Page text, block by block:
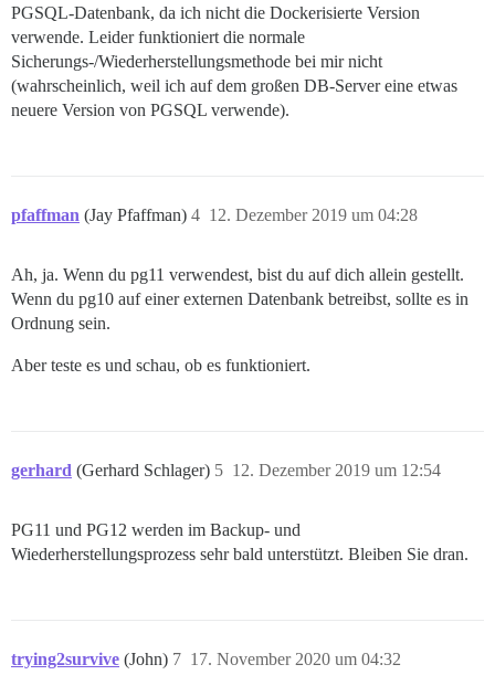
PGSQL-Datenbank, da ich nicht die Dockerisierte Version
verwende. Leider funktioniert die normale
Sicherungs-/Wiederherstellungsmethode bei mir nicht
(wahrscheinlich, weil ich auf dem großen DB-Server eine etwas
neuere Version von PGSQL verwende).
pfaffman (Jay Pfaffman) 12. Dezember 2019 um 04:28
4
Ah, ja. Wenn du pg11 verwendest, bist du auf dich allein gestellt.
Wenn du pg10 auf einer externen Datenbank betreibst, sollte es in
Ordnung sein.
Aber teste es und schau, ob es funktioniert.
gerhard (Gerhard Schlager) 12. Dezember 2019 um 12:54
5
PG11 und PG12 werden im Backup- und
Wiederherstellungsprozess sehr bald unterstützt. Bleiben Sie dran.
trying2survive (John) 17. November 2020 um 04:32
7